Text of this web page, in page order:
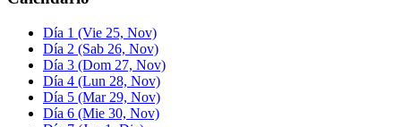
Día 1 (Vie 25, Nov)
Día 2 (Sab 26, Nov)
Día 3 (Dom 27, Nov)
Día 4 (Lun 28, Nov)
Día 5 (Mar 29, Nov)
Día 6 (Mie 30, Nov)